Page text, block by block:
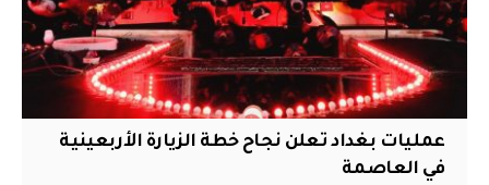
عمليات بغداد تعلن نجاح خطة الزيارة الأربعينية
في العاصمة